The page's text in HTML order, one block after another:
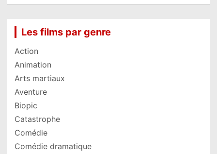
Les films par genre
Action
Animation
Arts martiaux
Aventure
Biopic
Catastrophe
Comédie
Comédie dramatique